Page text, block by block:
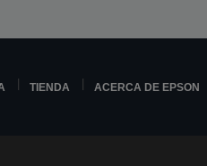
TIENDA ACERCA DE EPSON